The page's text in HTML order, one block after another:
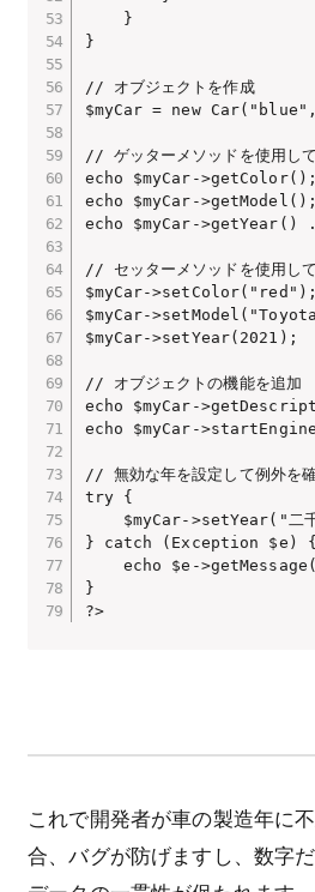
    }
}
// オブジェクトを作成
$myCar = new
// ゲッターメソッドを使用し
echo $myCar-
echo $myCar-
echo $myCar-
// セッターメソッドを使用し
$myCar->setColor("red");
$myCar-
$myCar->setYear(2021);
// オブジェクトの機能を追加
echo $myCar-
echo $myCar-
// 無効な年を設定して例外を
try {
$myCar->setYear("二千
} catch (Exception $e) {
echo $e-
}
?>
これで開発者が車の製造年に
合、バグが防げますし、数字